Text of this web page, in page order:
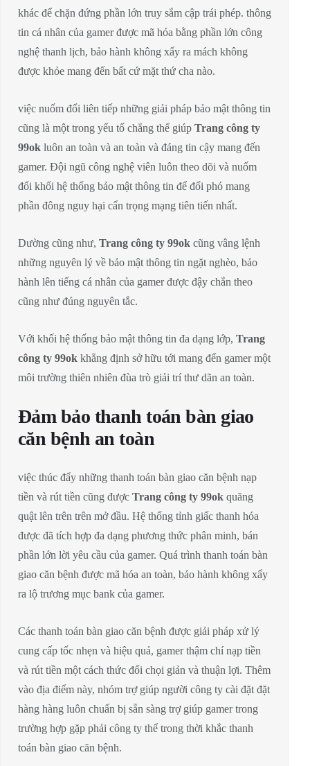
khác để chặn đứng phần lớn truy sắm cập trái phép. thông
tin cá nhân của gamer được mã hóa bằng phần lớn công
nghệ thanh lịch, bảo hành không xẩy ra mách không
được khỏe mang đến bất cứ mặt thứ cha nào.
việc nuốm đổi liên tiếp những giải pháp bảo mật thông tin
cũng là một trong yếu tố chẳng thể giúp Trang công ty
99ok luôn an toàn và an toàn và đáng tin cậy mang đến
gamer. Đội ngũ công nghệ viên luôn theo dõi và nuốm
đổi khối hệ thống bảo mật thông tin để đối phó mang
phần đông nguy hại cẩn trọng mạng tiên tiến nhất.
Dường cũng như, Trang công ty 99ok cũng vâng lệnh
những nguyên lý về bảo mật thông tin ngặt nghèo, bảo
hành lên tiếng cá nhân của gamer được đậy chắn theo
cũng như đúng nguyên tắc.
Với khối hệ thống bảo mật thông tin đa dạng lớp, Trang
công ty 99ok khẳng định sở hữu tới mang đến gamer một
môi trường thiên nhiên đùa trò giải trí thư dãn an toàn.
Đảm bảo thanh toán bàn giao
căn bệnh an toàn
việc thúc đẩy những thanh toán bàn giao căn bệnh nạp
tiền và rút tiền cũng được Trang công ty 99ok quăng
quật lên trên trên mở đầu. Hệ thống tỉnh giấc thanh hóa
được đã tích hợp đa dạng phương thức phân minh, bán
phần lớn lời yêu cầu của gamer. Quá trình thanh toán bàn
giao căn bệnh được mã hóa an toàn, bảo hành không xẩy
ra lộ trương mục bank của gamer.
Các thanh toán bàn giao căn bệnh được giải pháp xử lý
cung cấp tốc nhẹn và hiệu quả, gamer thậm chí nạp tiền
và rút tiền một cách thức đối chọi giản và thuận lợi. Thêm
vào địa điểm này, nhóm trợ giúp người công ty cài đặt đặt
hàng hàng luôn chuẩn bị sẵn sàng trợ giúp gamer trong
trường hợp gặp phải công ty thể trong thời khắc thanh
toán bàn giao căn bệnh.